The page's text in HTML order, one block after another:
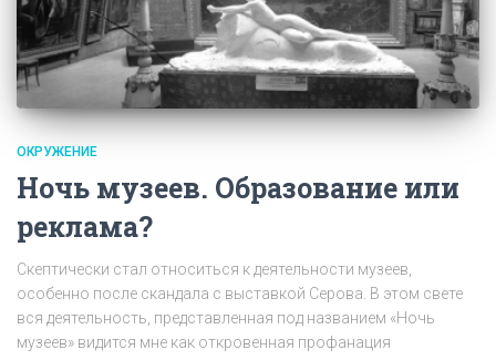
ОКРУЖЕНИЕ
Ночь музеев. Образование или
реклама?
Скептически стал относиться к деятельности музеев,
особенно после скандала с выставкой Серова. В этом свете
вся деятельность, представленная под названием «Ночь
музеев» видится мне как откровенная профанация